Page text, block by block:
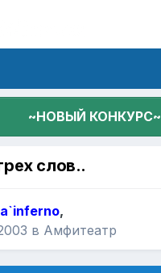
~НОВЫЙ КОНКУРС~
слов..
,
в Амфитеатр